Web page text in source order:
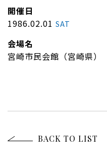
開催日
1986.02.01 SAT
会場名
宮崎市民会館（宮崎県）
BACK TO LIST